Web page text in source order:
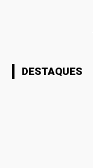
DESTAQUES